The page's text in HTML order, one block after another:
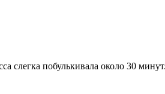
слегка побулькивала около 30 минут.